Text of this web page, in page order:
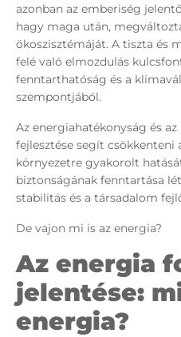
azonban az emberiség
hagy maga után,
ökoszisztémáját. A tiszta és
felé való elmozdulás
fenntarthatóság és a
szempontjából.
Az energiahatékonyság és
fejlesztése segít csökkenteni
környezetre gyakorolt
biztonságának fenntartása
stabilitás és a társadalom
De vajon mi is az energia?
Az energia
jelentése:
energia?